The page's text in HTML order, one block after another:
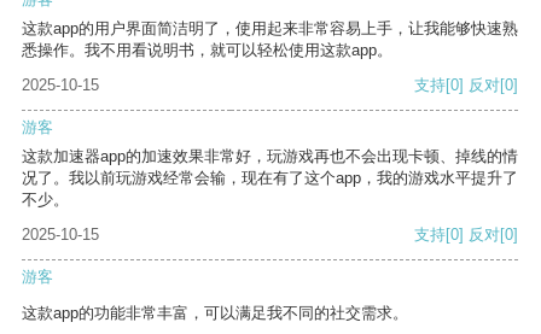
这款app的用户界面简洁明了，使用起来非常容易上手，让我能够快速熟
悉操作。我不用看说明书，就可以轻松使用这款app。
2025-10-15
支持[0] 反对[0]
游客
这款加速器app的加速效果非常好，玩游戏再也不会出现卡顿、掉线的情
况了。我以前玩游戏经常会输，现在有了这个app，我的游戏水平提升了
不少。
2025-10-15
支持[0] 反对[0]
游客
这款app的功能非常丰富，可以满足我不同的社交需求。